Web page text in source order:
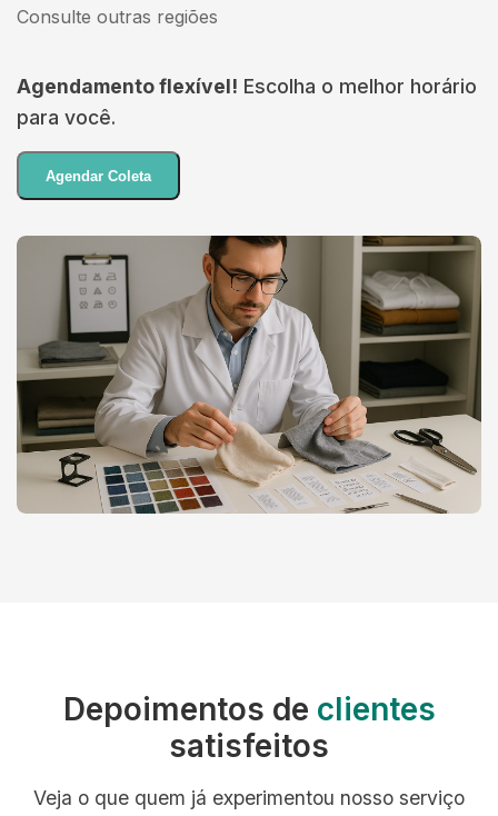
Consulte outras regiões
Agendamento flexível! Escolha o melhor horário
para você.
Agendar Coleta
Depoimentos de clientes
satisfeitos
Veja o que quem já experimentou nosso serviço